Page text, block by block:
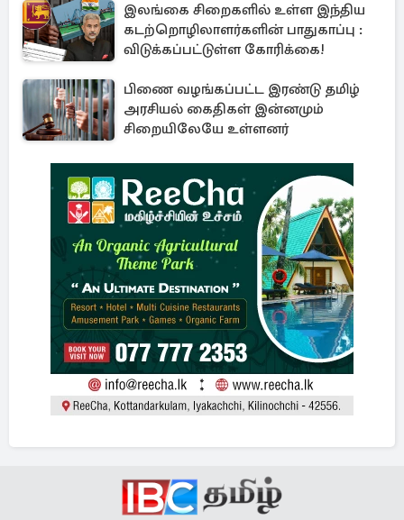
இலங்கை சிறைகளில் உள்ள இந்திய
கடற்றொழிலாளர்களின் பாதுகாப்பு :
விடுக்கப்பட்டுள்ள கோரிக்கை!
பிணை வழங்கப்பட்ட இரண்டு தமிழ்
அரசியல் கைதிகள் இன்னமும்
சிறையிலேயே உள்ளனர்